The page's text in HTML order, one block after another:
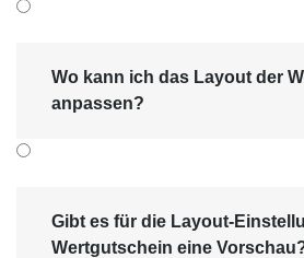
Wo kann ich das Layout der
anpassen?
Gibt es für die Layout-
Wertgutschein eine